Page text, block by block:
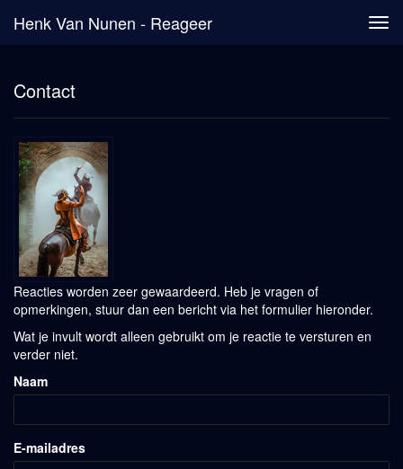
Henk Van Nunen - Reageer
Contact
Reacties worden zeer gewaardeerd. Heb je vragen of
opmerkingen, stuur dan een bericht via het formulier hieronder.
Wat je invult wordt alleen gebruikt om je reactie te versturen en
verder niet.
Naam
E-mailadres